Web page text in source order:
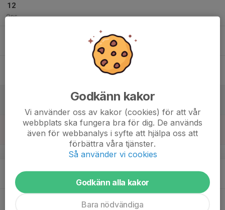
12
Ons
v.34
Mån
Godkänn kakor
Vi använder oss av kakor (cookies) för att vår
webbplats ska fungera bra för dig. De används
även för webbanalys i syfte att hjälpa oss att
förbättra våra tjänster.
Så använder vi cookies
Godkänn alla kakor
Bara nödvändiga